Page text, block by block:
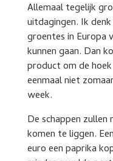
Allemaal tegelijk
uitdagingen. Ik
groentes in Europa
kunnen gaan. Dan
product om de
eenmaal niet
week.
De schappen
komen te liggen.
euro een paprika